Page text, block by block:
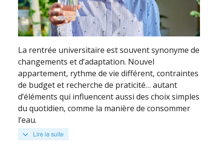
La rentrée universitaire est souvent synonyme de
changements et d’adaptation. Nouvel
appartement, rythme de vie différent, contraintes
de budget et recherche de praticité… autant
d’éléments qui influencent aussi des choix simples
du quotidien, comme la manière de consommer
l’eau.
Lire la suite